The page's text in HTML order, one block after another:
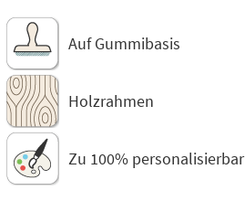
Auf Gummibasis
Holzrahmen
Zu 100% personalisierbar